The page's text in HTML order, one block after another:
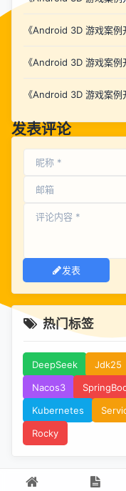
《Android 3D 游戏案
《Android 3D 游戏案
《Android 3D 游戏案
发表评论
发表
热门标签
DeepSeek Jdk25
Nacos3
Kubernetes
Rocky